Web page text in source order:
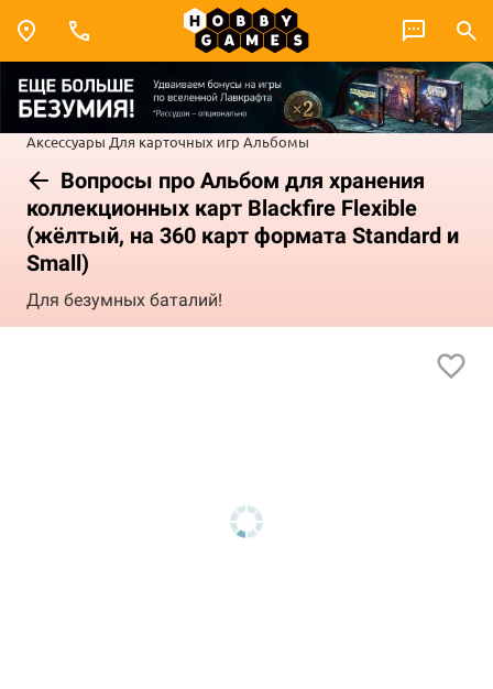
Аксессуары Для карточных игр Альбомы
Вопросы про Альбом для хранения
коллекционных карт Blackfire Flexible
(жёлтый, на 360 карт формата Standard и
Small)
Для безумных баталий!